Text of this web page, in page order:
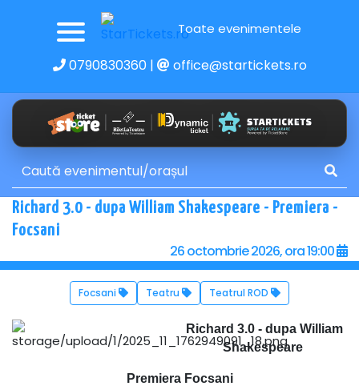
Toate evenimentele
0790830360| office@startickets.ro
Richard 3.0 - dupa William Shakespeare - Premiera -
Focsani
26 octombrie 2026, ora 19:00
Focsani Teatru Teatrul ROD
Richard 3.0 - dupa William
Shakespeare
Premiera Focsani